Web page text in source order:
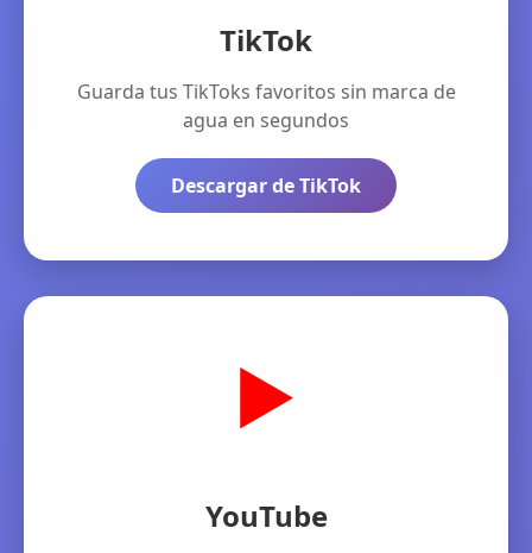
TikTok
Guarda tus TikToks favoritos sin marca de
agua en segundos
Descargar de TikTok
▶️
YouTube